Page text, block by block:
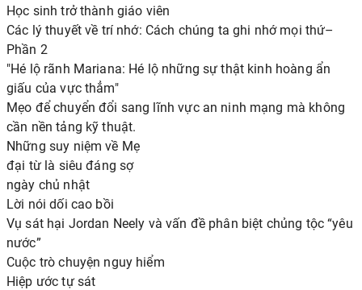
Học sinh trở thành giáo viên
Các lý thuyết về trí nhớ: Cách chúng ta ghi nhớ mọi thứ–
Phần 2
"Hé lộ rãnh Mariana: Hé lộ những sự thật kinh hoàng ẩn
giấu của vực thẳm"
Mẹo để chuyển đổi sang lĩnh vực an ninh mạng mà không
cần nền tảng kỹ thuật.
Những suy niệm về Mẹ
đại từ là siêu đáng sợ
ngày chủ nhật
Lời nói dối cao bồi
Vụ sát hại Jordan Neely và vấn đề phân biệt chủng tộc “yêu
nước”
Cuộc trò chuyện nguy hiểm
Hiệp ước tự sát